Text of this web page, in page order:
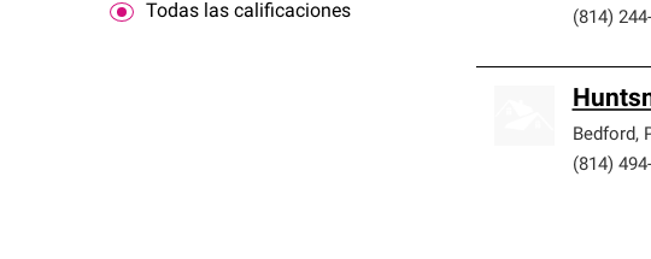
Todas las calificaciones
(814)
Bedford ,
(814)